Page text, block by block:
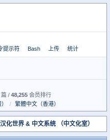
提示符 Bash 上传 统计
篇 / 48,255 会员排行
/ 繁體中文（香港）
化世界 & 中文系统 （中文化室）